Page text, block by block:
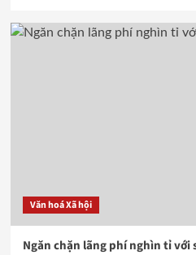
Văn hoá Xã hội
Ngăn chặn lãng phí nghìn tỉ với